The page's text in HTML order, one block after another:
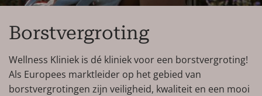
Borstvergroting
Wellness Kliniek is dé kliniek voor een borstvergroting!
Als Europees marktleider op het gebied van
borstvergrotingen zijn veiligheid, kwaliteit en een mooi